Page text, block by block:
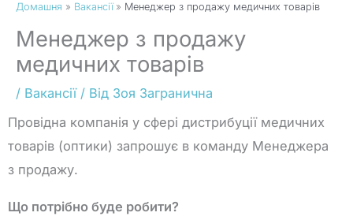
Домашня Вакансії Менеджер з продажу медичних товарів
Менеджер з продажу
медичних товарів
/ Вакансії/ Від Зоя Загранична
Провідна компанія у сфері дистрибуції медичних
товарів (оптики) запрошує в команду Менеджера
з продажу.
Що потрібно буде робити?